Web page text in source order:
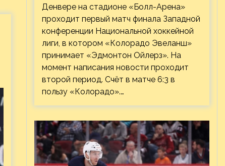
Денвере на стадионе «Болл-Арена»
проходит первый матч финала Западной
конференции Национальной хоккейной
лиги, в котором «Колорадо Эвеланш»
принимает «Эдмонтон Ойлерз». На
момент написания новости проходит
второй период. Счёт в матче 6:3 в
пользу «Колорадо».…